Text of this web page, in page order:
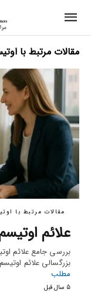
مقالات مرتبط با
مقالات مرتبط با
علائم
بررسی جامع علائم
بزرگسالی علائم
مطلب
5 سال قبل